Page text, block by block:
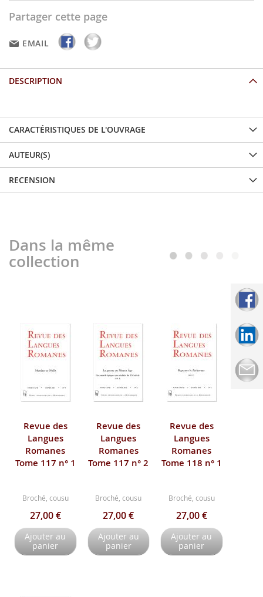
Partager cette page
EMAIL
DESCRIPTION
CARACTÉRISTIQUES DE L'OUVRAGE
AUTEUR(S)
RECENSION
Dans la même
collection
Revue des
Langues
Romanes
Tome 117 n° 1
Broché, cousu
27,00 €
Ajouter au
panier
Revue des
Langues
Romanes
Tome 117 n° 2
Broché, cousu
27,00 €
Ajouter au
panier
Revue des
Langues
Romanes
Tome 118 n° 1
Broché, cousu
27,00 €
Ajouter au
panier